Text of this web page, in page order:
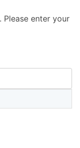
enter your